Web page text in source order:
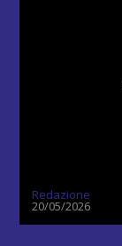
Redazione
20/05/2026